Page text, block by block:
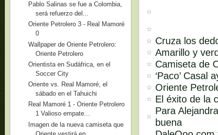
Cruza los
Amarillo y
Camiseta de
‘Paco’ Casal
Oriente
El éxito de la
Para
buena
Pablo Salinas se fue a Colombia,
será refuerzo del...
Oriente Petrolero 3 - Real Mamoré
0
Wallpaper de Oriente Petrolero:
Oriente Petrolero
Orientista en Sudáfrica, en el
Soccer City
Oriente vs. Real Mamoré, el
sábado en el Tahuichi
Real Mamoré 1 - Oriente Petrolero
1 Valioso empate...
Imagen de la nueva camiseta que
Oriente vestirá en...